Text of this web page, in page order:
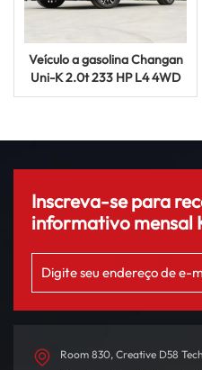
Veículo a gasolina Changan
Uni-K 2.0t 233 HP L4 4WD
Carro a gasolina
Inscreva-se para
informativo mensal
Room 830, Creative D58